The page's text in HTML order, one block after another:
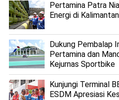
Pertamina Patra
Energi di Kalimantan
Dukung Pembalap
Pertamina dan
Kejurnas Sportbike
Kunjungi Terminal
ESDM Apresiasi